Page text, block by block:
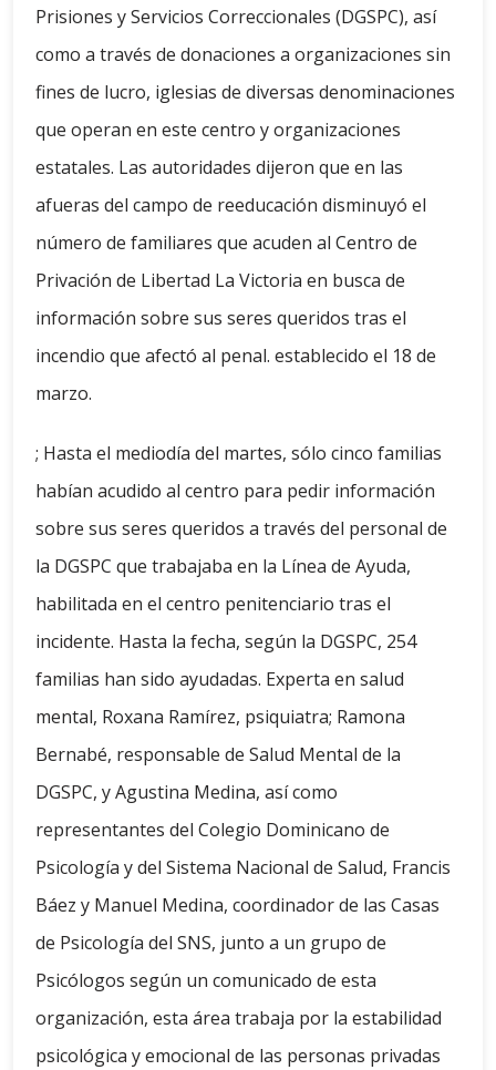
Prisiones y Servicios Correccionales (DGSPC), así
como a través de donaciones a organizaciones sin
fines de lucro, iglesias de diversas denominaciones
que operan en este centro y organizaciones
estatales. Las autoridades dijeron que en las
afueras del campo de reeducación disminuyó el
número de familiares que acuden al Centro de
Privación de Libertad La Victoria en busca de
información sobre sus seres queridos tras el
incendio que afectó al penal. establecido el 18 de
marzo.
; Hasta el mediodía del martes, sólo cinco familias
habían acudido al centro para pedir información
sobre sus seres queridos a través del personal de
la DGSPC que trabajaba en la Línea de Ayuda,
habilitada en el centro penitenciario tras el
incidente. Hasta la fecha, según la DGSPC, 254
familias han sido ayudadas. Experta en salud
mental, Roxana Ramírez, psiquiatra; Ramona
Bernabé, responsable de Salud Mental de la
DGSPC, y Agustina Medina, así como
representantes del Colegio Dominicano de
Psicología y del Sistema Nacional de Salud, Francis
Báez y Manuel Medina, coordinador de las Casas
de Psicología del SNS, junto a un grupo de
Psicólogos según un comunicado de esta
organización, esta área trabaja por la estabilidad
psicológica y emocional de las personas privadas